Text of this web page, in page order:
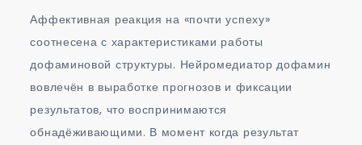
Аффективная реакция на «почти успеху»
соотнесена с характеристиками работы
дофаминовой структуры. Нейромедиатор дофамин
вовлечён в выработке прогнозов и фиксации
результатов, что воспринимаются
обнадёживающими. В момент когда результат